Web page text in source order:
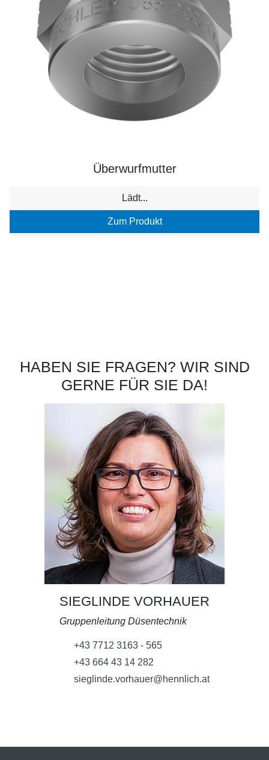
Überwurfmutter
Lädt...
Zum Produkt
HABEN SIE FRAGEN? WIR SIND
GERNE FÜR SIE DA!
SIEGLINDE VORHAUER
Gruppenleitung Düsentechnik
+43 7712 3163 - 565
+43 664 43 14 282
sieglinde.vorhauer@hennlich.at